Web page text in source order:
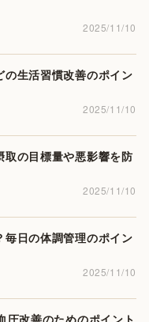
2025/11/10
生活習慣改善のポイン
2025/11/10
の目標量や悪影響を防
2025/11/10
毎日の体調管理のポイン
2025/11/10
圧改善のためのポイント